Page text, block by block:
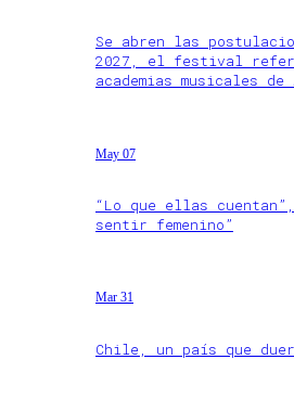
Se abren las
2027, el festival
academias musicales
May 07
“Lo que ellas
sentir femenino”
Mar 31
Chile, un país que